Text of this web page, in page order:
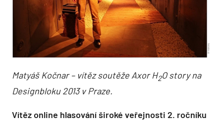
Matyáš Kočnar – vítěz soutěže Axor H2O story na
Designbloku 2013 v Praze.
Vítěz online hlasování široké veřejnosti 2. ročníku